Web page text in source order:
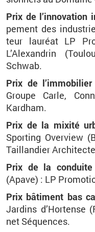
Prix de l’in­no­va­tion
pe­ment des
teur lau­réat LP
L’Alexan­drin
Schwab.
Prix de l’im­mo­bi­lier
Groupe Carle,
Kard­ham.
Prix de la mixité
Spor­ting Over­view
Taillan­dier
Prix de la conduite
(Apave) : LP
Prix bâ­ti­ment bas
Jar­dins d’Hor­tense
net Sé­quences.